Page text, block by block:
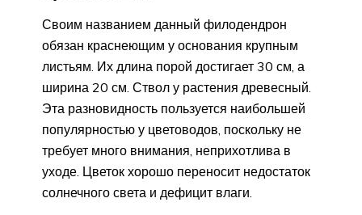
Своим названием данный филодендрон
обязан краснеющим у основания крупным
листьям. Их длина порой достигает 30 см, а
ширина 20 см. Ствол у растения древесный.
Эта разновидность пользуется наибольшей
популярностью у цветоводов, поскольку не
требует много внимания, неприхотлива в
уходе. Цветок хорошо переносит недостаток
солнечного света и дефицит влаги.